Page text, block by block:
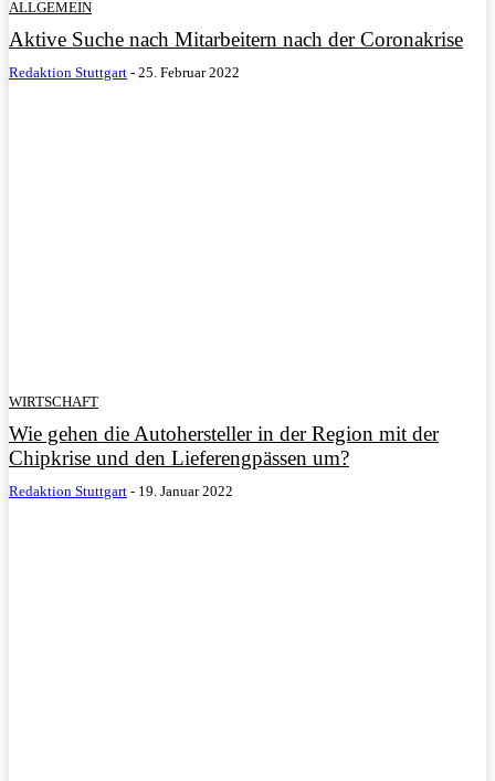
ALLGEMEIN
Aktive Suche nach Mitarbeitern nach der Coronakrise
Redaktion Stuttgart - 25. Februar 2022
WIRTSCHAFT
Wie gehen die Autohersteller in der Region mit der
Chipkrise und den Lieferengpässen um?
Redaktion Stuttgart - 19. Januar 2022